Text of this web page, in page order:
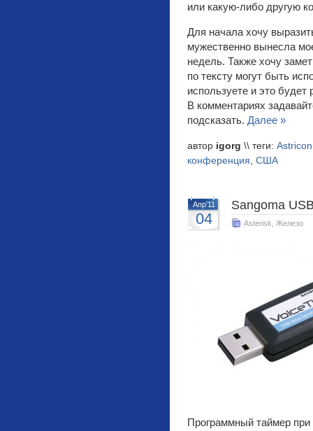
или какую-либо другую
Для начала хочу
мужественно вынесла
недель. Также хочу
по тексту могут быть
используете и это
В комментариях
подсказать. Далее »
автор igorg \\ теги: Astricon
конференция, США
Апр'11
04
Sangoma
Asterisk Железо
Программный таймер